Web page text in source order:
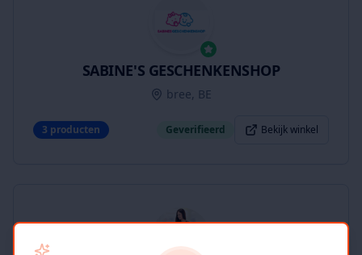
SABINE'S GESCHENKENSHOP
bree, BE
3 producten Geverifieerd Bekijk winkel